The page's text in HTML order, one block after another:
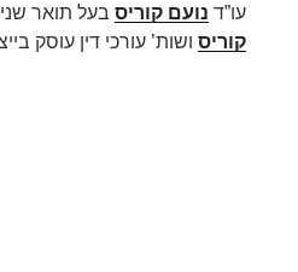
עו”ד נועם קוריס בעל תואר
קוריס ושות’ עורכי דין עוסק